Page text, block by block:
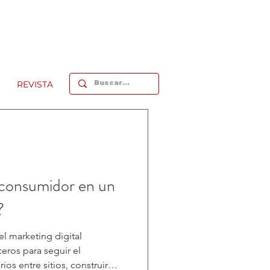
REVISTA
en un
marketing digital
para seguir el
entre sitios, construir